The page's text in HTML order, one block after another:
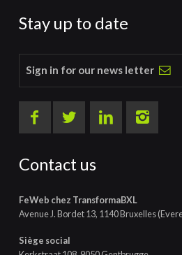
Stay up to date
Sign in for our news letter
Contact us
FeWeb chez TransformaBXL
Avenue J. Bordet 13, 1140 Bruxelles
Siège social